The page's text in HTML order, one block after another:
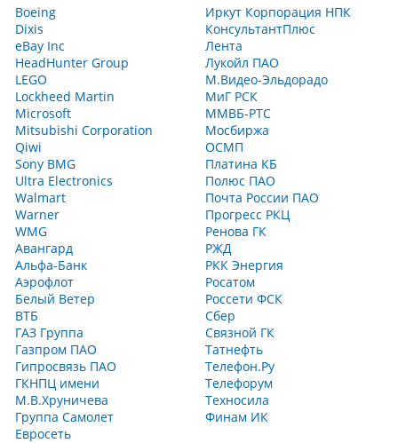
Boeing
Dixis
eBay Inc
HeadHunter Group
LEGO
Lockheed Martin
Microsoft
Mitsubishi Corporation
Qiwi
Sony BMG
Ultra Electronics
Walmart
Warner
WMG
Авангард
Альфа-Банк
Аэрофлот
Белый Ветер
ВТБ
ГАЗ Группа
Газпром ПАО
Гипросвязь ПАО
ГКНПЦ имени
М.В.Хруничева
Группа Самолет
Евросеть
Иркут Корпорация НПК
КонсультантПлюс
Лента
Лукойл ПАО
М.Видео-Эльдорадо
МиГ РСК
ММВБ-РТС
Мосбиржа
ОСМП
Платина КБ
Полюс ПАО
Почта России ПАО
Прогресс РКЦ
Ренова ГК
РЖД
РКК Энергия
Росатом
Россети ФСК
Сбер
Связной ГК
Татнефть
Телефон.Ру
Телефорум
Техносила
Финам ИК